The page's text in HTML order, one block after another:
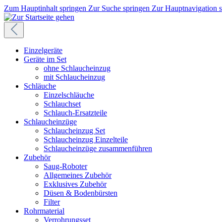
Zum Hauptinhalt springen Zur Suche springen Zur Hauptnavigation
Einzelgeräte
Geräte im Set
ohne Schlaucheinzug
mit Schlaucheinzug
Schläuche
Einzelschläuche
Schlauchset
Schlauch-Ersatzteile
Schlaucheinzüge
Schlaucheinzug Set
Schlaucheinzug Einzelteile
Schlaucheinzüge zusammenführen
Zubehör
Saug-Roboter
Allgemeines Zubehör
Exklusives Zubehör
Düsen & Bodenbürsten
Filter
Rohrmaterial
Verrohrungsset